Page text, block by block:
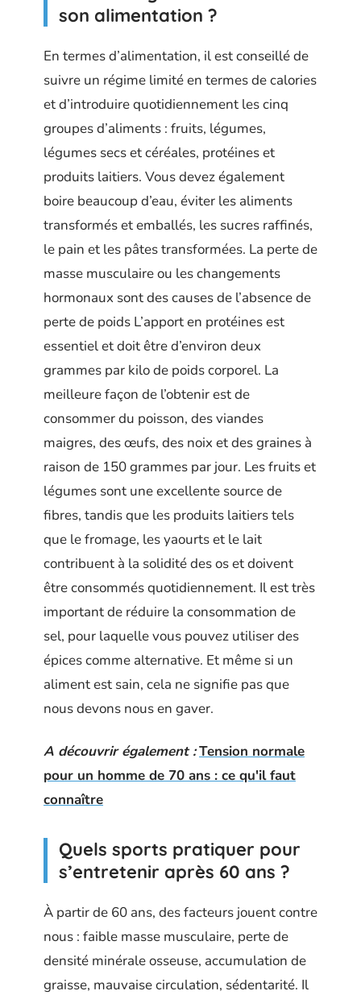
son alimentation ?
En termes d’alimentation, il est conseillé de
suivre un régime limité en termes de calories
et d’introduire quotidiennement les cinq
groupes d’aliments : fruits, légumes,
légumes secs et céréales, protéines et
produits laitiers. Vous devez également
boire beaucoup d’eau, éviter les aliments
transformés et emballés, les sucres raffinés,
le pain et les pâtes transformées. La perte de
masse musculaire ou les changements
hormonaux sont des causes de l’absence de
perte de poids L’apport en protéines est
essentiel et doit être d’environ deux
grammes par kilo de poids corporel. La
meilleure façon de l’obtenir est de
consommer du poisson, des viandes
maigres, des œufs, des noix et des graines à
raison de 150 grammes par jour. Les fruits et
légumes sont une excellente source de
fibres, tandis que les produits laitiers tels
que le fromage, les yaourts et le lait
contribuent à la solidité des os et doivent
être consommés quotidiennement. Il est très
important de réduire la consommation de
sel, pour laquelle vous pouvez utiliser des
épices comme alternative. Et même si un
aliment est sain, cela ne signifie pas que
nous devons nous en gaver.
A découvrir également :Tension normale
pour un homme de 70 ans : ce qu'il faut
connaître
Quels sports pratiquer pour
s’entretenir après 60 ans ?
À partir de 60 ans, des facteurs jouent contre
nous : faible masse musculaire, perte de
densité minérale osseuse, accumulation de
graisse, mauvaise circulation, sédentarité. Il